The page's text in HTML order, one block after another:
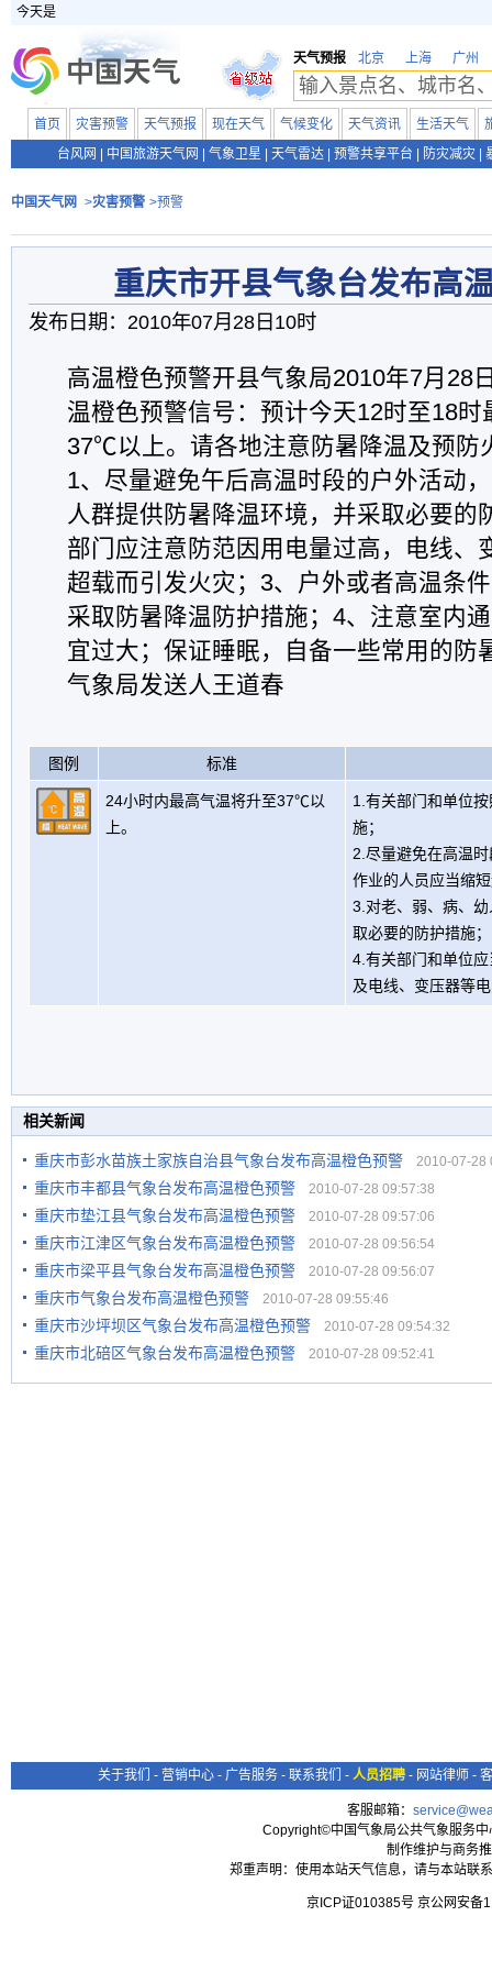
今天是
天气预报 北京 上海 广州
首页 灾害预警 天气预报 现在天气 气候变化 天气资讯 生活天气
台风网
中国旅游天气网 气象卫星 天气雷达 预警共享平台 防灾减灾
中国天气网 >灾害预警 >预警
重庆市开县气象台发布高
发布日期：2010年07月28日10时
高温橙色预警开县气象局2010年7月28
温橙色预警信号：预计今天12时至18时
37℃以上。请各地注意防暑降温及预防
1、尽量避免午后高温时段的户外活动
人群提供防暑降温环境，并采取必要的
部门应注意防范因用电量过高，电线、
超载而引发火灾；3、户外或者高温条
采取防暑降温防护措施；4、注意室内
宜过大；保证睡眠，自备一些常用的防
气象局发送人王道春
图例 标准
24小时内最高气温将升至37℃以
上。
1.有关部门和单位
施；
2.尽量避免在高温
作业的人员应当缩
3.对老、弱、病、
取必要的防护措施；
4.有关部门和单位
及电线、变压器等
相关新闻
重庆市彭水苗族土家族自治县气象台发布高温橙色预警 2010-07-28
重庆市丰都县气象台发布高温橙色预警 2010-07-28 09:57:38
重庆市垫江县气象台发布高温橙色预警 2010-07-28 09:57:06
重庆市江津区气象台发布高温橙色预警 2010-07-28 09:56:54
重庆市梁平县气象台发布高温橙色预警 2010-07-28 09:56:07
重庆市气象台发布高温橙色预警 2010-07-28 09:55:46
重庆市沙坪坝区气象台发布高温橙色预警 2010-07-28 09:54:32
重庆市北碚区气象台发布高温橙色预警 2010-07-28 09:52:41
关于我们 - 营销中心 - 广告服务 - 联系我们 - 人员招聘 - 网站律师 -
客服邮箱：
Copyright©中国气象局公共气象服务
制作维护与商务
郑重声明：使用本站天气信息，请与本站联
京ICP证010385号 京公网安备